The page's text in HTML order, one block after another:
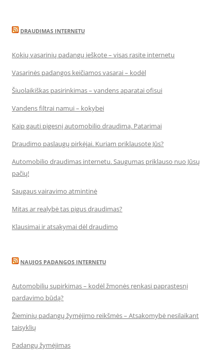
DRAUDIMAS INTERNETU
Kokių vasarinių padangų ieškote – visas rasite internetu
Vasarinės padangos keičiamos vasarai – kodėl
Šiuolaikiškas pasirinkimas – vandens aparatai ofisui
Vandens filtrai namui – kokybei
Kaip gauti pigesnį automobilio draudimą. Patarimai
Draudimo paslaugų pirkėjai. Kuriam priklausote Jūs?
Automobilio draudimas internetu. Saugumas priklauso nuo Jūsų
pačių!
Saugaus vairavimo atmintinė
Mitas ar realybė tas pigus draudimas?
Klausimai ir atsakymai dėl draudimo
NAUJOS PADANGOS INTERNETU
Automobilių supirkimas – kodėl žmonės renkasi paprastesnį
pardavimo būdą?
Žieminių padangų žymėjimo reikšmės – Atsakomybė nesilaikant
taisyklių
Padangų žymėjimas